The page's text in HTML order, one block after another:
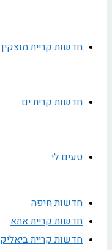
חדשות קריית מוצקין
חדשות קרית ים
טעים לי
חדשות חיפה
חדשות קריית אתא
חדשות קריית ביאליק